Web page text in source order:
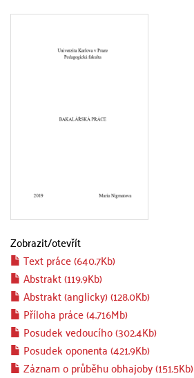
Zobrazit/otevřít
Text práce (640.7Kb)
Abstrakt (119.9Kb)
Abstrakt (anglicky) (128.0Kb)
Příloha práce (4.716Mb)
Posudek vedoucího (302.4Kb)
Posudek oponenta (421.9Kb)
Záznam o průběhu obhajoby (151.5Kb)